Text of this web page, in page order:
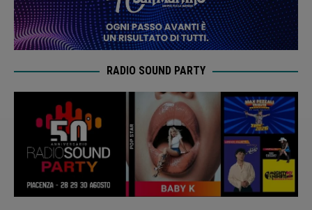
RADIO SOUND PARTY